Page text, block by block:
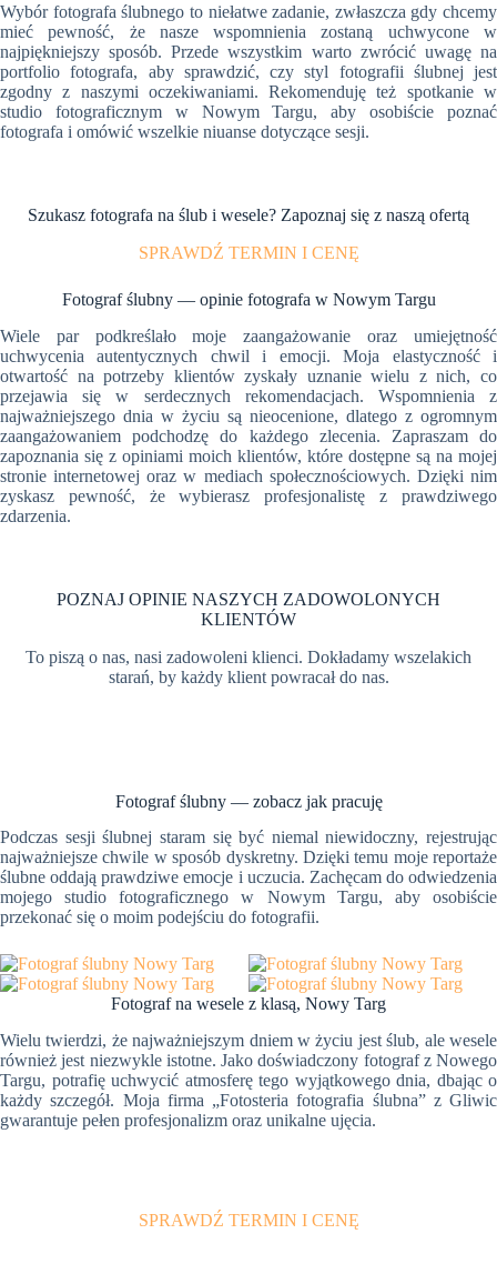
Wybór fotografa ślubnego to niełatwe zadanie, zwłaszcza gdy chcemy
mieć pewność, że nasze wspomnienia zostaną uchwycone w
najpiękniejszy sposób. Przede wszystkim warto zwrócić uwagę na
portfolio fotografa, aby sprawdzić, czy styl fotografii ślubnej jest
zgodny z naszymi oczekiwaniami. Rekomenduję też spotkanie w
studio fotograficznym w Nowym Targu, aby osobiście poznać
fotografa i omówić wszelkie niuanse dotyczące sesji.
Szukasz fotografa na ślub i wesele? Zapoznaj się z naszą ofertą
SPRAWDŹ TERMIN I CENĘ
Fotograf ślubny — opinie fotografa w Nowym Targu
Wiele par podkreślało moje zaangażowanie oraz umiejętność
uchwycenia autentycznych chwil i emocji. Moja elastyczność i
otwartość na potrzeby klientów zyskały uznanie wielu z nich, co
przejawia się w serdecznych rekomendacjach. Wspomnienia z
najważniejszego dnia w życiu są nieocenione, dlatego z ogromnym
zaangażowaniem podchodzę do każdego zlecenia. Zapraszam do
zapoznania się z opiniami moich klientów, które dostępne są na mojej
stronie internetowej oraz w mediach społecznościowych. Dzięki nim
zyskasz pewność, że wybierasz profesjonalistę z prawdziwego
zdarzenia.
POZNAJ OPINIE NASZYCH ZADOWOLONYCH
KLIENTÓW
To piszą o nas, nasi zadowoleni klienci. Dokładamy wszelakich
starań, by każdy klient powracał do nas.
Fotograf ślubny — zobacz jak pracuję
Podczas sesji ślubnej staram się być niemal niewidoczny, rejestrując
najważniejsze chwile w sposób dyskretny. Dzięki temu moje reportaże
ślubne oddają prawdziwe emocje i uczucia. Zachęcam do odwiedzenia
mojego studio fotograficznego w Nowym Targu, aby osobiście
przekonać się o moim podejściu do fotografii.
Fotograf na wesele z klasą, Nowy Targ
Wielu twierdzi, że najważniejszym dniem w życiu jest ślub, ale wesele
również jest niezwykle istotne. Jako doświadczony fotograf z Nowego
Targu, potrafię uchwycić atmosferę tego wyjątkowego dnia, dbając o
każdy szczegół. Moja firma „Fotosteria fotografia ślubna” z Gliwic
gwarantuje pełen profesjonalizm oraz unikalne ujęcia.
SPRAWDŹ TERMIN I CENĘ